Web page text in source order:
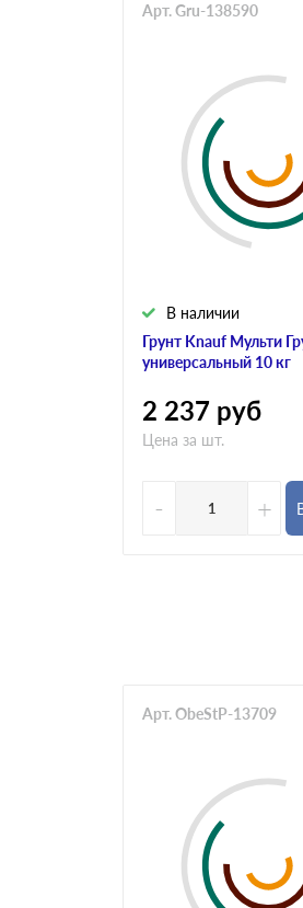
Грунт Knauf Мульти
универсальный 10 кг
В наличии
Арт. Gru-138590
2 237 руб
Цена за шт.
- +
Арт. ObeStP-13709